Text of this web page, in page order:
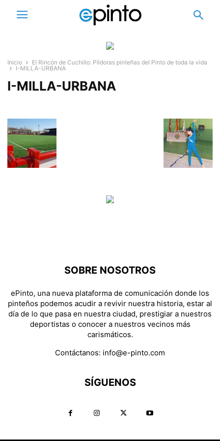
Inicio
El Rincón de Cuchillo: Píldoras pinteñas del Pinto de toda la vida
I-MILLA-URBANA
I-MILLA-URBANA
SOBRE NOSOTROS
ePinto, una nueva plataforma de comunicación donde los
pinteños podemos acudir a revivir nuestra historia, estar al
día de lo que pasa en nuestra ciudad, prestigiar a nuestros
deportistas o conocer a nuestros vecinos más
carismáticos.
Contáctanos: info@e-pinto.com
SÍGUENOS